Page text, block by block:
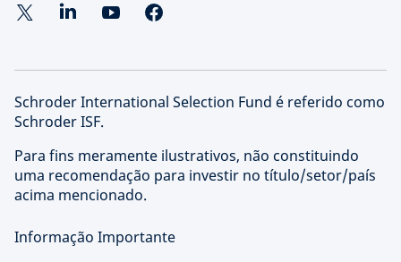
Schroder International Selection Fund é referido como
Schroder ISF.
Para fins meramente ilustrativos, não constituindo
uma recomendação para investir no título/setor/país
acima mencionado.
Informação Importante